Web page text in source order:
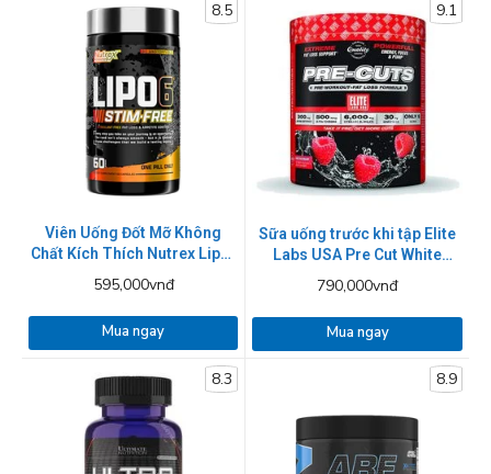
8.5
Viên Uống Đốt Mỡ Không
Chất Kích Thích Nutrex Lipo-
595,000vnđ
Mua ngay
9.1
Sữa uống trước khi tập Elite
Labs USA Pre Cut White
790,000vnđ
Mua ngay
8.3 8.9